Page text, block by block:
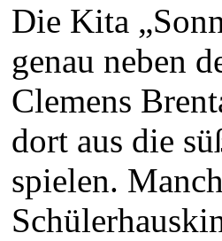
Die Kita
genau neben
Clemens
dort aus die
spielen.